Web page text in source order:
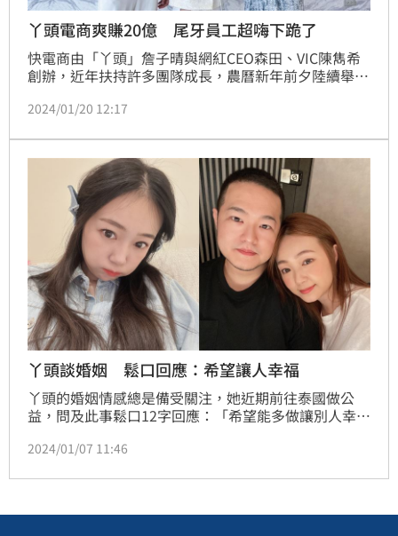
丫頭電商爽賺20億 尾牙員工超嗨下跪了
快電商由「丫頭」詹子晴與網紅CEO森田、VIC陳雋希
創辦，近年扶持許多團隊成長，農曆新年前夕陸續舉辦
活動超過千人，這場找來本土天團玖壹壹熱唱〈打
機開燈同歡，甚至站起來一起跟音樂搖擺。蔡維歆／台
北報導
2024/01/20 12:17
丫頭談婚姻 鬆口回應：希望讓人幸福
丫頭的婚姻情感總是備受關注，她近期前往泰國做公
益，問及此事鬆口12字回應：「希望能多做讓別人幸福
工？丫頭霸氣承諾：「年終一定不會讓員工失望，而且
自己的紅包自己決定多大包，希望讓員工開心過好
2024/01/07 11:46